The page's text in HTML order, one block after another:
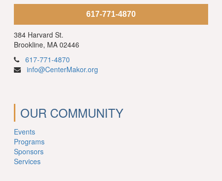
617-771-4870
384 Harvard St.
Brookline, MA 02446
617-771-4870
info@CenterMakor.org
OUR COMMUNITY
Events
Programs
Sponsors
Services